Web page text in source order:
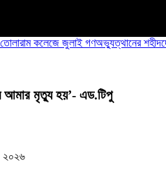
কলেজে জুলাই গণঅভ্যুত্থানের শহীদদের
আমার মৃত্যু হয়’- এড.টিপু
২০২৬